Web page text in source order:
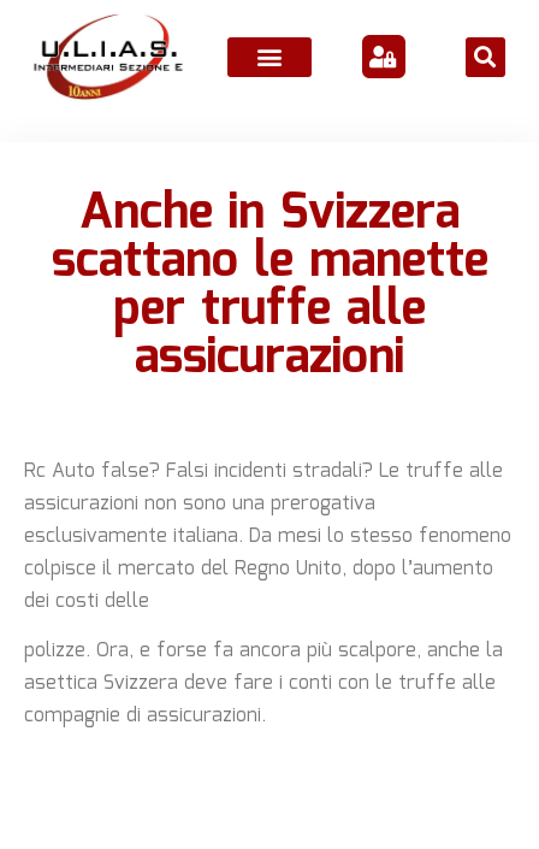
Anche in Svizzera
scattano le manette
per truffe alle
assicurazioni
Rc Auto false? Falsi incidenti stradali? Le truffe alle
assicurazioni non sono una prerogativa
esclusivamente italiana. Da mesi lo stesso fenomeno
colpisce il mercato del Regno Unito, dopo l’aumento
dei costi delle
polizze. Ora, e forse fa ancora più scalpore, anche la
asettica Svizzera deve fare i conti con le truffe alle
compagnie di assicurazioni.